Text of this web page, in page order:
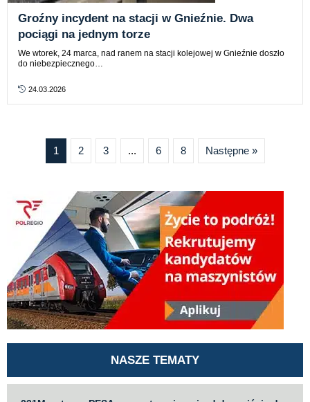
Groźny incydent na stacji w Gnieźnie. Dwa
pociągi na jednym torze
We wtorek, 24 marca, nad ranem na stacji kolejowej w Gnieźnie doszło
do niebezpiecznego…
24.03.2026
1 2 3 ... 6 8 Następne »
NASZE TEMATY